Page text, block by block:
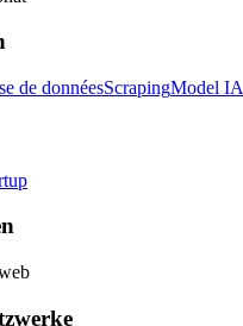
de donnéesScrapingModel IA